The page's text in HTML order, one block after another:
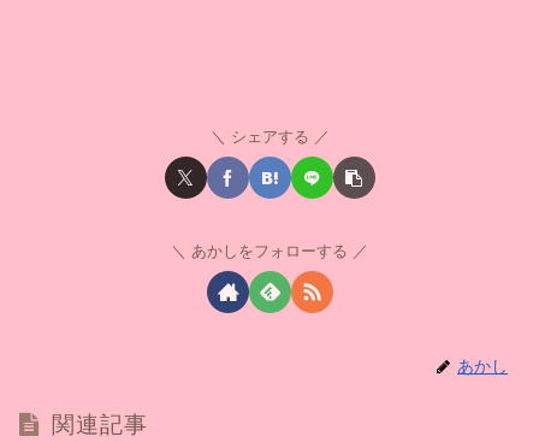
シェアする
あかしをフォローする
あかし
関連記事